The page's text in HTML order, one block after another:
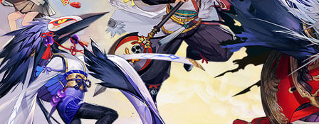
网易游戏
游戏爱好者
我的足迹： 决战！平安京